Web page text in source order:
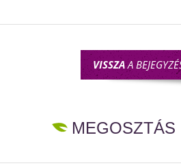
VISSZAA
MEGOSZTÁS